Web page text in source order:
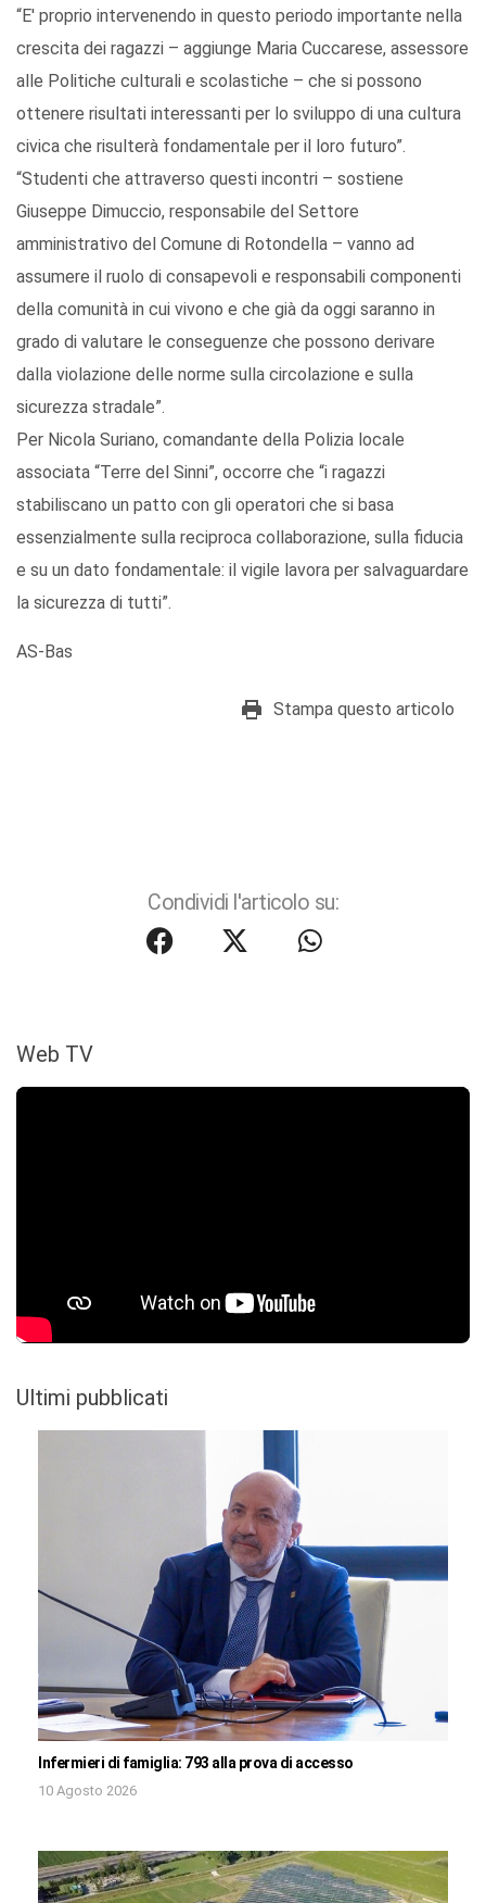
“E' proprio intervenendo in questo periodo importante nella
crescita dei ragazzi – aggiunge Maria Cuccarese, assessore
alle Politiche culturali e scolastiche – che si possono
ottenere risultati interessanti per lo sviluppo di una cultura
civica che risulterà fondamentale per il loro futuro”.
“Studenti che attraverso questi incontri – sostiene
Giuseppe Dimuccio, responsabile del Settore
amministrativo del Comune di Rotondella – vanno ad
assumere il ruolo di consapevoli e responsabili componenti
della comunità in cui vivono e che già da oggi saranno in
grado di valutare le conseguenze che possono derivare
dalla violazione delle norme sulla circolazione e sulla
sicurezza stradale”.
Per Nicola Suriano, comandante della Polizia locale
associata “Terre del Sinni”, occorre che “i ragazzi
stabiliscano un patto con gli operatori che si basa
essenzialmente sulla reciproca collaborazione, sulla fiducia
e su un dato fondamentale: il vigile lavora per salvaguardare
la sicurezza di tutti”.
AS-Bas
Stampa questo articolo
Condividi l'articolo su:
Web TV
Ultimi pubblicati
Infermieri di famiglia: 793 alla prova di accesso
10 Agosto 2026